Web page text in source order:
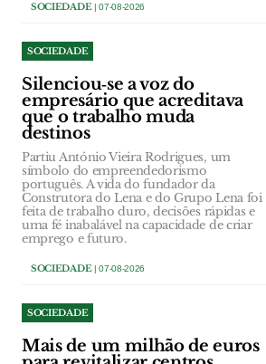
SOCIEDADE| 07-08-2026
SOCIEDADE
Silenciou‑se a voz do
empresário que acreditava
que o trabalho muda
destinos
Partiu António Vieira Rodrigues, um
símbolo do empreendedorismo
português. A vida do fundador da
Construtora do Lena e do Grupo Lena foi
feita de trabalho duro, decisões rápidas e
uma fé inabalável na capacidade de criar
emprego e futuro.
SOCIEDADE| 07-08-2026
SOCIEDADE
Mais de um milhão de euros